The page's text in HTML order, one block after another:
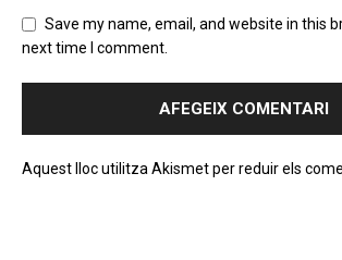
Save my name, email, and website in this
next time I comment.
Aquest lloc utilitza Akismet per reduir els